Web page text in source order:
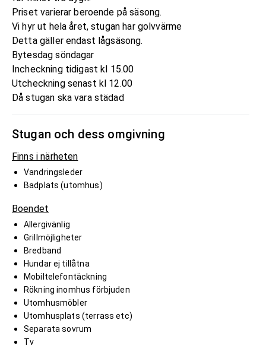
Priset varierar beroende på säsong.
Vi hyr ut hela året, stugan har golvvärme
Detta gäller endast lågsäsong.
Bytesdag söndagar
Incheckning tidigast kl 15.00
Utcheckning senast kl 12.00
Då stugan ska vara städad
Stugan och dess omgivning
Finns i närheten
Vandringsleder
Badplats (utomhus)
Boendet
Allergivänlig
Grillmöjligheter
Bredband
Hundar ej tillåtna
Mobiltelefontäckning
Rökning inomhus förbjuden
Utomhusmöbler
Utomhusplats (terrass etc)
Separata sovrum
Tv